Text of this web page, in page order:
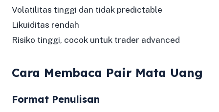
Volatilitas tinggi dan tidak predictable
Likuiditas rendah
Risiko tinggi, cocok untuk trader advanced
Cara Membaca Pair Mata Uang
Format Penulisan